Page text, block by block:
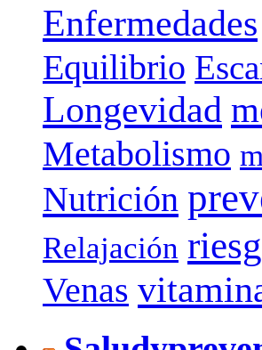
Enfermedades
Equilibrio
Longevidad
Metabolismo
Nutrición
Relajación
Venas